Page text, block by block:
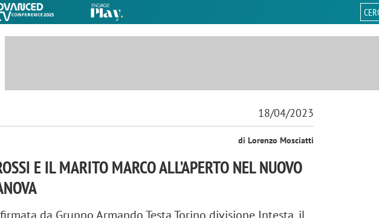
18/04/2023
di Lorenzo Mosciatti
E IL MARITO MARCO ALL’APERTO NEL NUOVO